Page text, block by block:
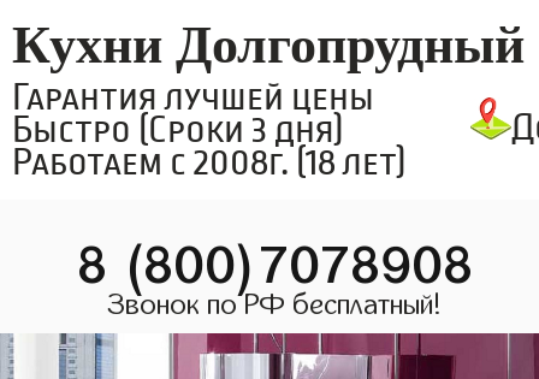
Кухни Долгопрудный
Гарантия лучшей цены
Быстро (Сроки 3 дня)
Работаем с 2008г. (18 лет)
8 (800)7078908
Звонок по РФ бесплатный!